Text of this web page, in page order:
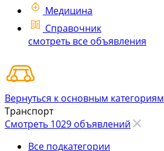
Медицина
Справочник
смотреть все объявления
Вернуться к основным категориям
Транспорт
Смотреть 1029 объявлений
Все подкатегории